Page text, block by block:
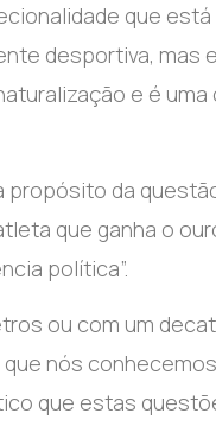
que
desportiva, mas
e é
da
que ganha o
política”.
ou com um
nós
que estas